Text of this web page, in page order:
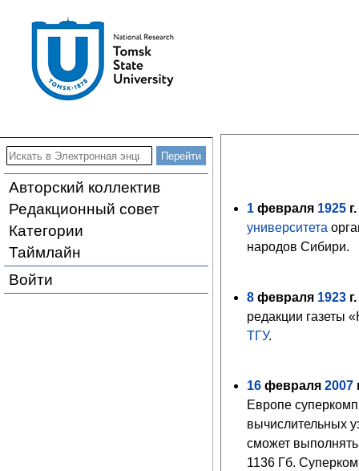
Авторский коллектив
Редакционный совет
Категории
Таймлайн
Войти
1 февраля 1925 г.
университета
народов Сибири.
8 февраля 1923 г.
редакции газеты
ТГУ.
16 февраля 2007
Европе
вычислительных
сможет
1136 Гб.